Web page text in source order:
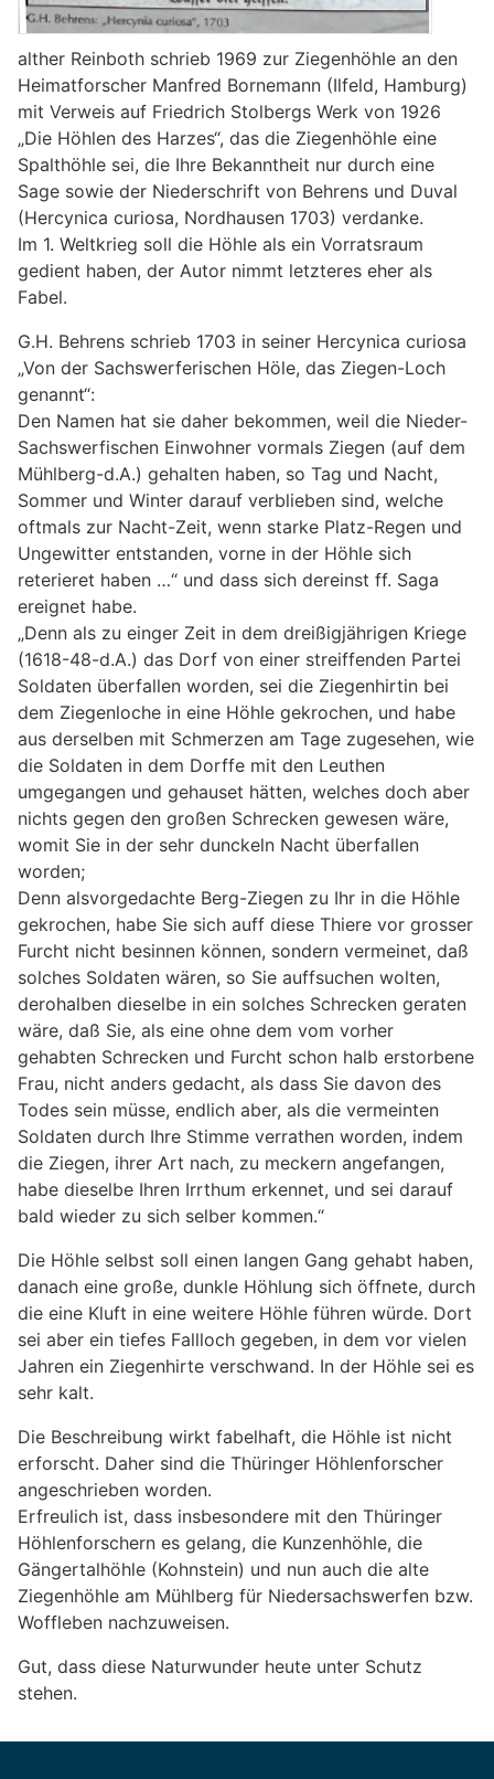
alther Reinboth schrieb 1969 zur Ziegenhöhle an den
Heimatforscher Manfred Bornemann (Ilfeld, Hamburg)
mit Verweis auf Friedrich Stolbergs Werk von 1926
„Die Höhlen des Harzes“, das die Ziegenhöhle eine
Spalthöhle sei, die Ihre Bekanntheit nur durch eine
Sage sowie der Niederschrift von Behrens und Duval
(Hercynica curiosa, Nordhausen 1703) verdanke.
Im 1. Weltkrieg soll die Höhle als ein Vorratsraum
gedient haben, der Autor nimmt letzteres eher als
Fabel.
G.H. Behrens schrieb 1703 in seiner Hercynica curiosa
„Von der Sachswerferischen Höle, das Ziegen-Loch
genannt“:
Den Namen hat sie daher bekommen, weil die Nieder-
Sachswerfischen Einwohner vormals Ziegen (auf dem
Mühlberg-d.A.) gehalten haben, so Tag und Nacht,
Sommer und Winter darauf verblieben sind, welche
oftmals zur Nacht-Zeit, wenn starke Platz-Regen und
Ungewitter entstanden, vorne in der Höhle sich
reterieret haben …“ und dass sich dereinst ff. Saga
ereignet habe.
„Denn als zu einger Zeit in dem dreißigjährigen Kriege
(1618-48-d.A.) das Dorf von einer streiffenden Partei
Soldaten überfallen worden, sei die Ziegenhirtin bei
dem Ziegenloche in eine Höhle gekrochen, und habe
aus derselben mit Schmerzen am Tage zugesehen, wie
die Soldaten in dem Dorffe mit den Leuthen
umgegangen und gehauset hätten, welches doch aber
nichts gegen den großen Schrecken gewesen wäre,
womit Sie in der sehr dunckeln Nacht überfallen
worden;
Denn alsvorgedachte Berg-Ziegen zu Ihr in die Höhle
gekrochen, habe Sie sich auff diese Thiere vor grosser
Furcht nicht besinnen können, sondern vermeinet, daß
solches Soldaten wären, so Sie auffsuchen wolten,
derohalben dieselbe in ein solches Schrecken geraten
wäre, daß Sie, als eine ohne dem vom vorher
gehabten Schrecken und Furcht schon halb erstorbene
Frau, nicht anders gedacht, als dass Sie davon des
Todes sein müsse, endlich aber, als die vermeinten
Soldaten durch Ihre Stimme verrathen worden, indem
die Ziegen, ihrer Art nach, zu meckern angefangen,
habe dieselbe Ihren Irrthum erkennet, und sei darauf
bald wieder zu sich selber kommen.“
Die Höhle selbst soll einen langen Gang gehabt haben,
danach eine große, dunkle Höhlung sich öffnete, durch
die eine Kluft in eine weitere Höhle führen würde. Dort
sei aber ein tiefes Fallloch gegeben, in dem vor vielen
Jahren ein Ziegenhirte verschwand. In der Höhle sei es
sehr kalt.
Die Beschreibung wirkt fabelhaft, die Höhle ist nicht
erforscht. Daher sind die Thüringer Höhlenforscher
angeschrieben worden.
Erfreulich ist, dass insbesondere mit den Thüringer
Höhlenforschern es gelang, die Kunzenhöhle, die
Gängertalhöhle (Kohnstein) und nun auch die alte
Ziegenhöhle am Mühlberg für Niedersachswerfen bzw.
Woffleben nachzuweisen.
Gut, dass diese Naturwunder heute unter Schutz
stehen.